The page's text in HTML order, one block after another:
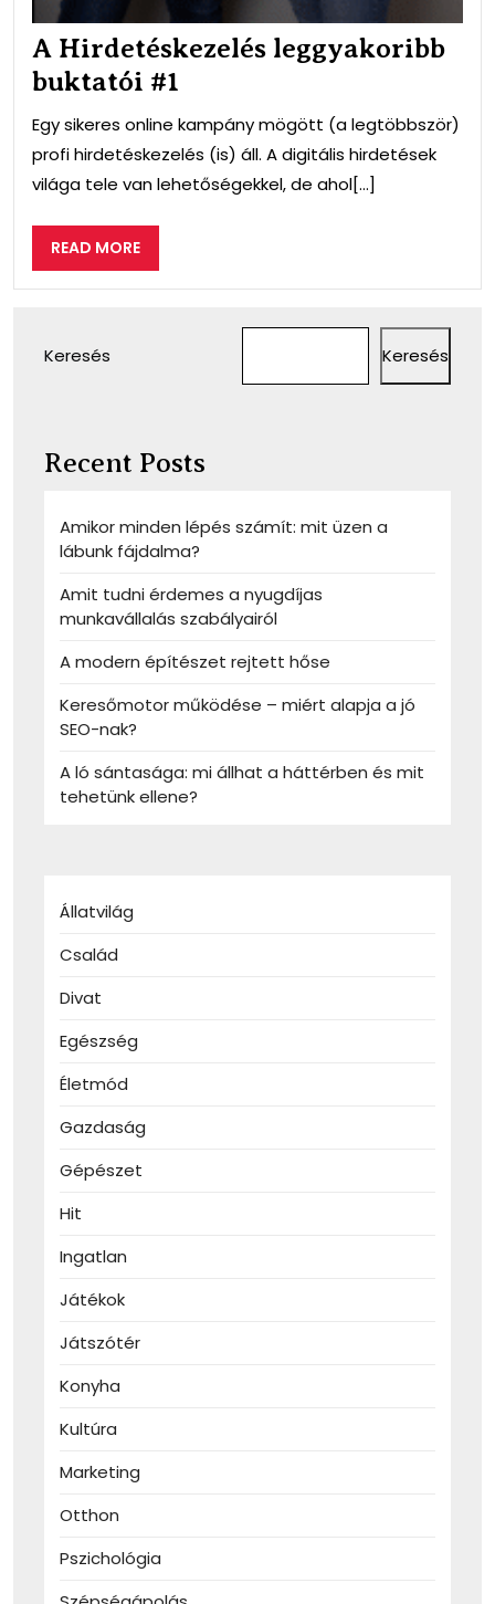
A Hirdetéskezelés leggyakoribb
buktatói #1
Egy sikeres online kampány mögött (a legtöbbször)
profi hirdetéskezelés (is) áll. A digitális hirdetések
világa tele van lehetőségekkel, de ahol[...]
READ MOREREAD
MORE
Keresés Keresés
Recent Posts
Amikor minden lépés számít: mit üzen a
lábunk fájdalma?
Amit tudni érdemes a nyugdíjas
munkavállalás szabályairól
A modern építészet rejtett hőse
Keresőmotor működése – miért alapja a jó
SEO-nak?
A ló sántasága: mi állhat a háttérben és mit
tehetünk ellene?
Állatvilág
Család
Divat
Egészség
Életmód
Gazdaság
Gépészet
Hit
Ingatlan
Játékok
Játszótér
Konyha
Kultúra
Marketing
Otthon
Pszichológia